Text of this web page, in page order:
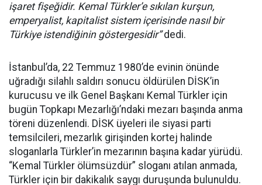
işaret fişeğidir. Kemal Türkler’e sıkılan kurşun,
emperyalist, kapitalist sistem içerisinde nasıl bir
Türkiye istendiğinin göstergesidir”dedi.
İstanbul’da, 22 Temmuz 1980’de evinin önünde
uğradığı silahlı saldırı sonucu öldürülen DİSK’in
kurucusu ve ilk Genel Başkanı Kemal Türkler için
bugün Topkapı Mezarlığı’ndaki mezarı başında anma
töreni düzenlendi. DİSK üyeleri ile siyasi parti
temsilcileri, mezarlık girişinden kortej halinde
sloganlarla Türkler’in mezarının başına kadar yürüdü.
“Kemal Türkler ölümsüzdür” sloganı atılan anmada,
Türkler için bir dakikalık saygı duruşunda bulunuldu.